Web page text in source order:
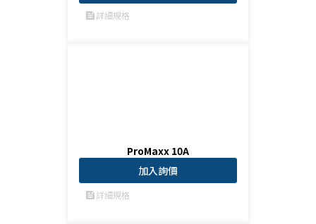
feed詳細規格
ProMaxx 10A
加入詢價
feed詳細規格